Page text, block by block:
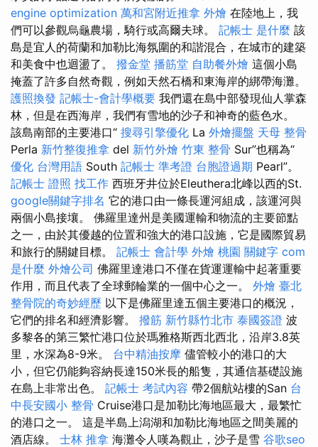
engine optimization 萬和宮附近推拿 外燴 在陸地上，我
們可以參觀烏龜農場，騎行或高爾夫球。 記帳士 是什麼 該
島是宜人的荷蘭和加勒比海氛圍的和諧混合，在城市的建築
和美食中也迴盪了。 撥金堂 播筋堂 自助餐外燴 這個小島
掩蓋了許多自然奇觀，例如天然石橋和東海岸的綁帶海灘。
護照換發 記帳士-會計學概要 我們還在島中部發現仙人掌森
林，但是在西海岸，我們有雪地的沙子和神奇的藍色水。
該島南部的主要港口“ 搜尋引擎優化 La 外燴擺盤 天母 整骨
Perla 新竹整復推拿 del 新竹外燴 竹東 整骨 Sur”也稱為“
優化 台灣用語 South 記帳士 準考證 台胞證過期 Pearl”。
記帳士 證照 找工作 西班牙井位於Eleuthera北峰以西的St.
google關鍵字排名 它的港口由一條長運河組成，該運河與
兩個小島接壤。 佛羅里達州是美國運輸和物流的主要節點
之一，由於其優越的位置和強大的港口設施，它是國際貿易
和旅行的關鍵目標。 記帳士 會計學 外燴 桃園 關鍵字 com
是什麼 外燴公司 佛羅里達港口不僅在貨運運輸中起著重要
作用，而且代表了全球郵輪業的一個中心之一。 外燴 臺北
整骨院的奇妙經歷 以下是佛羅里達五個主要港口的概況，
它們的排名和經濟影響。 撥筋 新竹縣竹北市 泰國簽證 波
多黎各的第三繁忙港口位於瑪雅格斯西北西北，沿岸3.8英
里，水深為8-9米。 台中精油按摩 儘管較小的港口的大
小，但它仍能夠容納長達150米長的船隻，其通信基礎設施
在島上非常出色。 記帳士 考試內容 帶2個航站樓的San 台
中長安國小 整骨 Cruise港口是加勒比海地區最大，最繁忙
的港口之一。 這是半島上潟湖和加勒比海地區之間美麗的
酒店線。 士林 推拿 海灘令人嘆為觀止，沙子是雪 谷歌seo